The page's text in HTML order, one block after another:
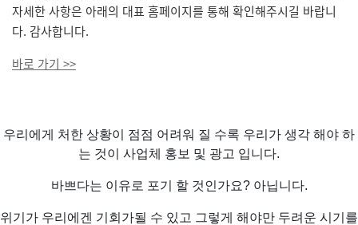
자세한 사항은 아래의 대표 홈페이지를 통해 확인해주시길 바랍니
다. 감사합니다.
바로 가기 >>
우리에게 처한 상황이 점점 어려워 질 수록 우리가 생각 해야 하
는 것이 사업체 홍보 및 광고 입니다.
바쁘다는 이유로 포기 할 것인가요? 아닙니다.
위기가 우리에겐 기회가될 수 있고 그렇게 해야만 두려운 시기를